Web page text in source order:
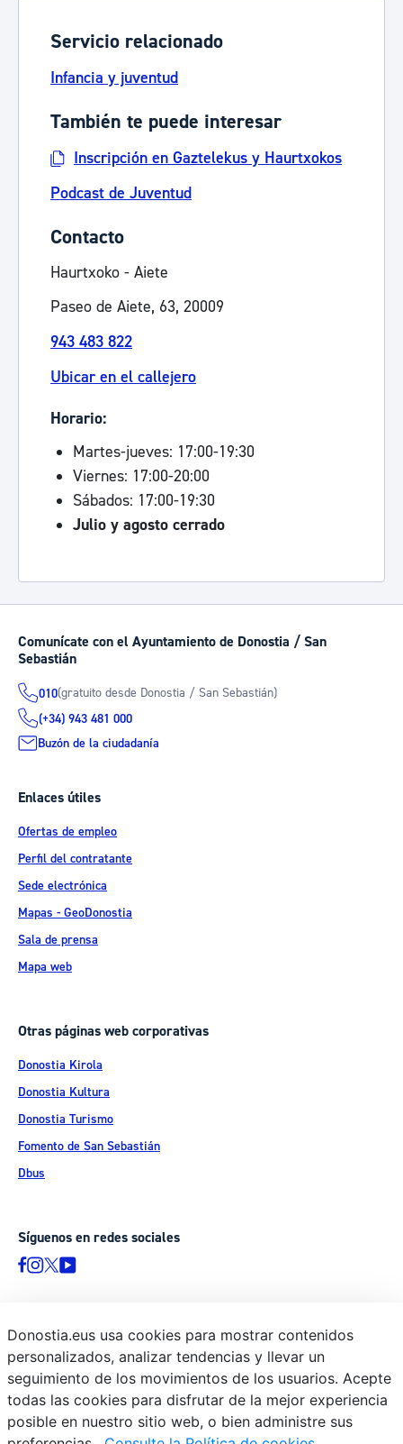
Servicio relacionado
Infancia y juventud
También te puede interesar
Inscripción en Gaztelekus y Haurtxokos
Podcast de Juventud
Contacto
Haurtxoko - Aiete
Paseo de Aiete, 63, 20009
943 483 822
Ubicar en el callejero
Horario:
Martes-jueves: 17:00-19:30
Viernes: 17:00-20:00
Sábados: 17:00-19:30
Julio y agosto cerrado
Comunícate con el Ayuntamiento de Donostia / San
Sebastián
010(gratuito desde Donostia / San Sebastián)
(+34) 943 481 000
Buzón de la ciudadanía
Enlaces útiles
Ofertas de empleo
Perfil del contratante
Sede electrónica
Mapas - GeoDonostia
Sala de prensa
Mapa web
Otras páginas web corporativas
Donostia Kirola
Donostia Kultura
Donostia Turismo
Fomento de San Sebastián
Dbus
Síguenos en redes sociales
© Donostiako Udala - Ayuntamiento de Donostia / San Sebastián
Ijentea 1, 20003 Donostia / San Sebastián
Aviso legal
Política de privacidad
Donostia.eus usa cookies para mostrar contenidos
personalizados, analizar tendencias y llevar un
seguimiento de los movimientos de los usuarios. Acepte
todas las cookies para disfrutar de la mejor experiencia
posible en nuestro sitio web, o bien administre sus